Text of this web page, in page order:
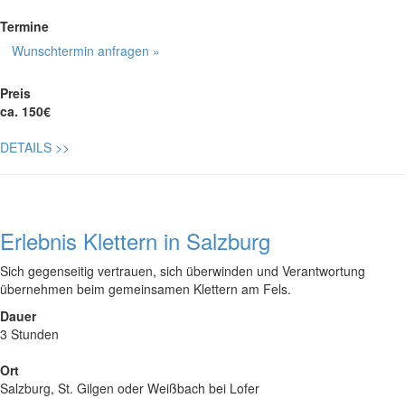
Termine
Wunschtermin anfragen »
Preis
ca. 150€
DETAILS >>
Erlebnis Klettern in Salzburg
Sich gegenseitig vertrauen, sich überwinden und Verantwortung
übernehmen beim gemeinsamen Klettern am Fels.
Dauer
3 Stunden
Ort
Salzburg, St. Gilgen oder Weißbach bei Lofer